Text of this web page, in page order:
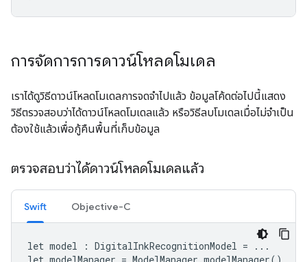
การจัดการการดาวน์โหลดโมเดล
เราได้ดูวิธีดาวน์โหลดโมเดลการจดจำไปแล้ว ข้อมูลโค้ดต่อไปนี้แสดง
วิธีตรวจสอบว่าได้ดาวน์โหลดโมเดลแล้ว หรือวิธีลบโมเดลเมื่อไม่จำเป็น
ต้องใช้แล้วเพื่อกู้คืนพื้นที่เก็บข้อมูล
ตรวจสอบว่าได้ดาวน์โหลดโมเดลแล้ว
Swift Objective-C
let model : DigitalInkRecognitionModel =
...